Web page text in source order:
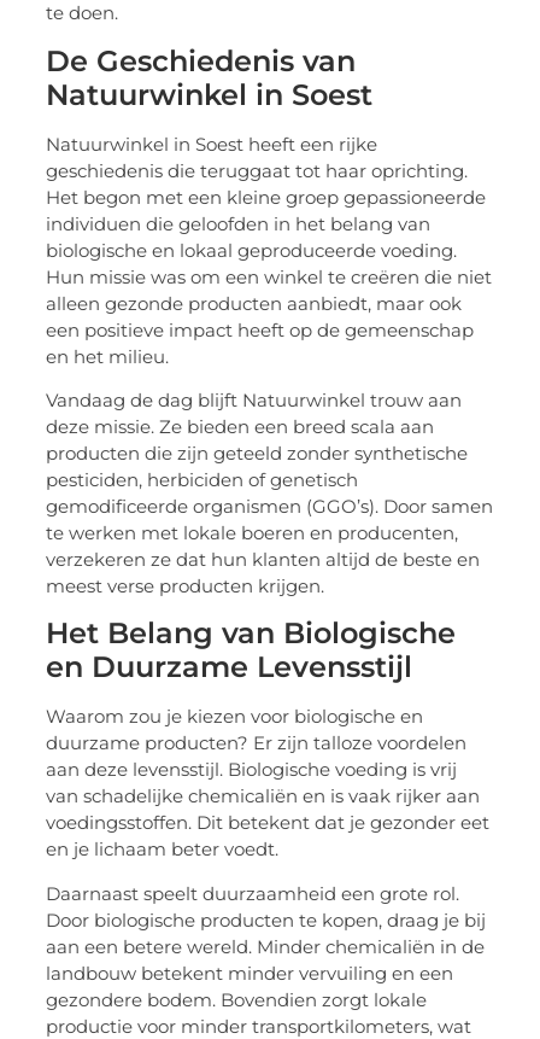
te doen.
De Geschiedenis van
Natuurwinkel in Soest
Natuurwinkel in Soest heeft een rijke
geschiedenis die teruggaat tot haar oprichting.
Het begon met een kleine groep gepassioneerde
individuen die geloofden in het belang van
biologische en lokaal geproduceerde voeding.
Hun missie was om een winkel te creëren die niet
alleen gezonde producten aanbiedt, maar ook
een positieve impact heeft op de gemeenschap
en het milieu.
Vandaag de dag blijft Natuurwinkel trouw aan
deze missie. Ze bieden een breed scala aan
producten die zijn geteeld zonder synthetische
pesticiden, herbiciden of genetisch
gemodificeerde organismen (GGO’s). Door samen
te werken met lokale boeren en producenten,
verzekeren ze dat hun klanten altijd de beste en
meest verse producten krijgen.
Het Belang van Biologische
en Duurzame Levensstijl
Waarom zou je kiezen voor biologische en
duurzame producten? Er zijn talloze voordelen
aan deze levensstijl. Biologische voeding is vrij
van schadelijke chemicaliën en is vaak rijker aan
voedingsstoffen. Dit betekent dat je gezonder eet
en je lichaam beter voedt.
Daarnaast speelt duurzaamheid een grote rol.
Door biologische producten te kopen, draag je bij
aan een betere wereld. Minder chemicaliën in de
landbouw betekent minder vervuiling en een
gezondere bodem. Bovendien zorgt lokale
productie voor minder transportkilometers, wat